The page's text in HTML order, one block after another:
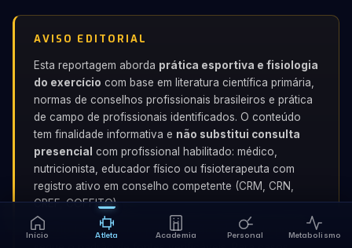
AVISO EDITORIAL
Esta reportagem aborda prática esportiva e fisiologia
do exercício com base em literatura científica primária,
normas de conselhos profissionais brasileiros e prática
de campo de profissionais identificados. O conteúdo
tem finalidade informativa e não substitui consulta
presencial com profissional habilitado: médico,
nutricionista, educador físico ou fisioterapeuta com
registro ativo em conselho competente (CRM, CRN,
CREF, COFFITO).
O texto foi produzido pela redação editorial do portal e
Início Atleta Academia Personal Metabolismo